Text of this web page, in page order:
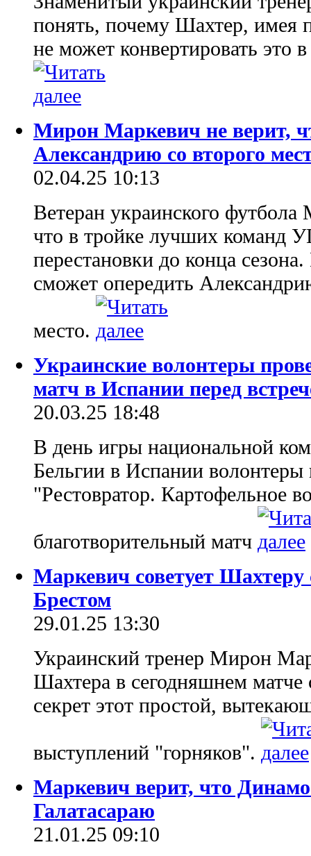
понять, почему Шахтер, имея
не может конвертировать это
Мирон Маркевич не верит,
Александрию со второго
02.04.25 10:13
Ветеран украинского
что в тройке лучших команд
перестановки до конца
сможет опередить
место.
Украинские волонтеры
матч в Испании перед
20.03.25 18:48
В день игры национальной
Бельгии в Испании волонтеры
"Рестовратор. Картофельное
благотворительный матч
Маркевич советует Шахтеру
Брестом
29.01.25 13:30
Украинский тренер Мирон
Шахтера в сегодняшнем
секрет этот простой,
выступлений "горняков".
Маркевич верит, что
Галатасараю
21.01.25 09:10